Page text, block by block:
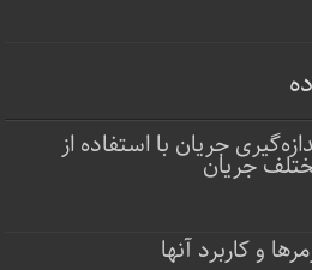
جریان با استفاده از
جریان
و کاربرد آنها